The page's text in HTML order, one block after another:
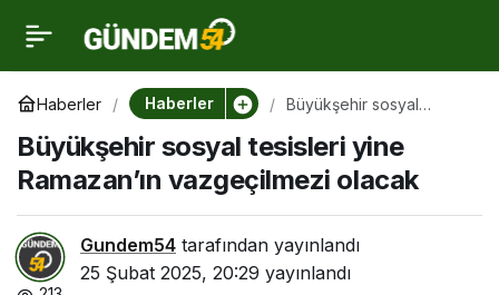
Haberler Haberler
Büyükşehir sosyal
vazgeçilmezi olacak
Büyükşehir sosyal tesisleri yine
Ramazan’ın vazgeçilmezi olacak
Gundem54 tarafından yayınlandı
25 Şubat 2025, 20:29 yayınlandı
Büyükşehir sosyal
tesisleri yine
Ramazan’ın
vazgeçilmezi olacak